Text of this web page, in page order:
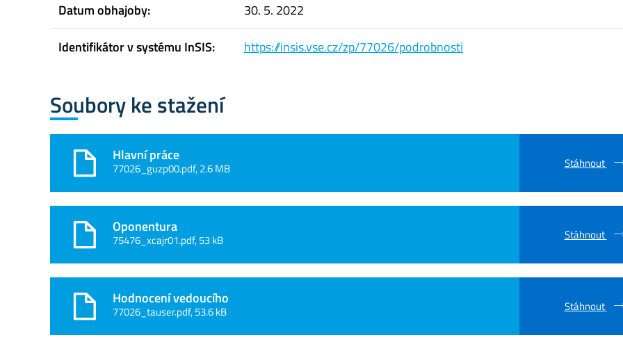
Datum obhajoby:
30. 5. 2022
Identifikátor v systému InSIS:
https://insis.vse.cz/zp/77026/podrobnosti
Soubory ke stažení
Hlavní práce
77026_guzp00.pdf, 2.6 MB Stáhnout
Oponentura
75476_xcajr01.pdf, 53 kB Stáhnout
Hodnocení vedoucího
77026_tauser.pdf, 53.6 kB Stáhnout